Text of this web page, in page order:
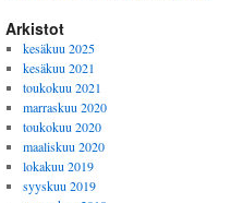
Arkistot
kesäkuu 2025
kesäkuu 2021
toukokuu 2021
marraskuu 2020
toukokuu 2020
maaliskuu 2020
lokakuu 2019
syyskuu 2019